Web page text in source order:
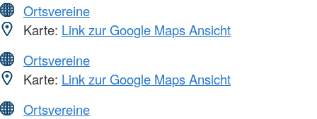
Ortsvereine
Karte: Link zur Google Maps Ansicht
Ortsvereine
Karte: Link zur Google Maps Ansicht
Ortsvereine